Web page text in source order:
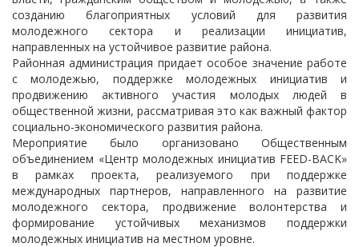
созданию благоприятных условий для развития
молодежного сектора и реализации инициатив,
направленных на устойчивое развитие района.
Районная администрация придает особое значение работе
с молодежью, поддержке молодежных инициатив и
продвижению активного участия молодых людей в
общественной жизни, рассматривая это как важный фактор
социально-экономического развития района.
Мероприятие было организовано Общественным
объединением «Центр молодежных инициатив FEED-BACK»
в рамках проекта, реализуемого при поддержке
международных партнеров, направленного на развитие
молодежного сектора, продвижение волонтерства и
формирование устойчивых механизмов поддержки
молодежных инициатив на местном уровне.